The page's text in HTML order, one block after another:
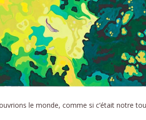
le monde, comme si c’était notre